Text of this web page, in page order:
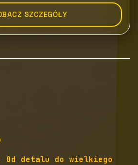
SZCZEGÓŁY
Od detalu do wielkiego